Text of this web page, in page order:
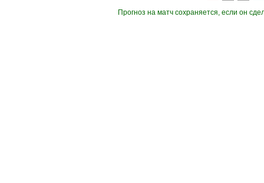
Прогноз на матч сохраняется, если он